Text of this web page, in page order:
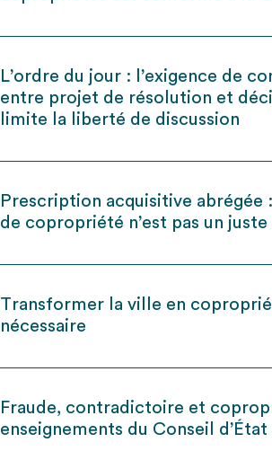
L’ordre du jour : l’exigence de
entre projet de résolution et
limite la liberté de discussion
Prescription acquisitive abrégée
de copropriété n’est pas un
Transformer la ville en
nécessaire
Fraude, contradictoire et
enseignements du Conseil d’État